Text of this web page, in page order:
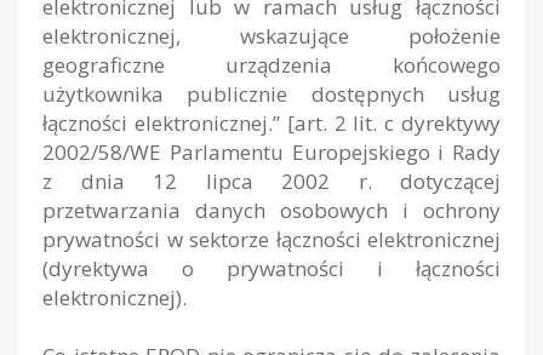
elektronicznej lub w ramach usług łączności
elektronicznej, wskazujące położenie
geograficzne urządzenia końcowego
użytkownika publicznie dostępnych usług
łączności elektronicznej.” [art. 2 lit. c dyrektywy
2002/58/WE Parlamentu Europejskiego i Rady
z dnia 12 lipca 2002 r. dotyczącej
przetwarzania danych osobowych i ochrony
prywatności w sektorze łączności elektronicznej
(dyrektywa o prywatności i łączności
elektronicznej).